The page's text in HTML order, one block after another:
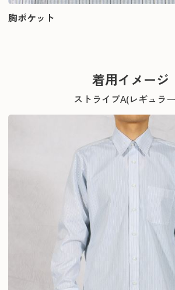
胸ポケット
着用イメージ
ストライプA(レギュラ